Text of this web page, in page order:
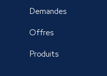
Demandes
Offres
Produits